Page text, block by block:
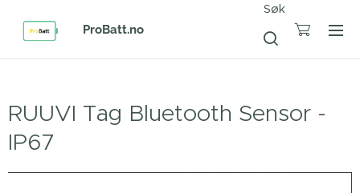
ProBatt.no
Søk
RUUVI Tag Bluetooth Sensor -
IP67